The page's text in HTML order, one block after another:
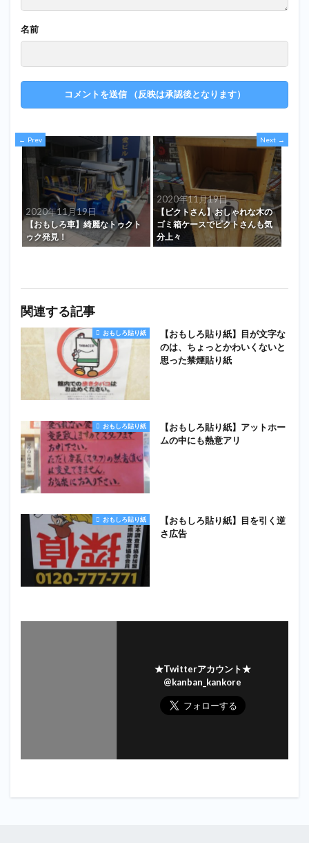
名前
Prev
2020年11月19日
【おもしろ車】綺麗なトゥクト
ゥク発見！
Next
2020年11月19日
【ピクトさん】おしゃれな木の
ゴミ箱ケースでピクトさんも気
分上々
関連する記事
おもしろ貼り紙
【おもしろ貼り紙】目が文字な
のは、ちょっとかわいくないと
思った禁煙貼り紙
おもしろ貼り紙
【おもしろ貼り紙】アットホー
ムの中にも熱意アリ
おもしろ貼り紙
【おもしろ貼り紙】目を引く逆
さ広告
★Twitterアカウント★
@kanban_kankore